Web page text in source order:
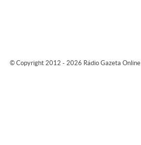
© Copyright 2012 - 2026 Rádio Gazeta Online